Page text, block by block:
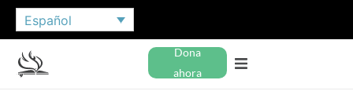
Español
Dona
ahora